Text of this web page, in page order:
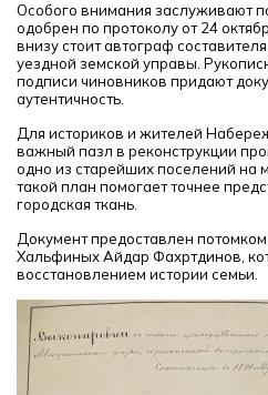
Особого внимания заслуживают
одобрен по протоколу от 24
внизу стоит автограф
уездной земской управы.
подписи чиновников придают
аутентичность.
Для историков и жителей
важный пазл в реконструкции
одно из старейших поселений на
такой план помогает точнее
городская ткань.
Документ предоставлен
Хальфиных Айдар Фахртдинов,
восстановлением истории семьи.